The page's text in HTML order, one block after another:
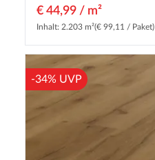
€ 44,99 / m²
Inhalt: 2.203 m²(€ 99,11 / Paket)
-34% UVP